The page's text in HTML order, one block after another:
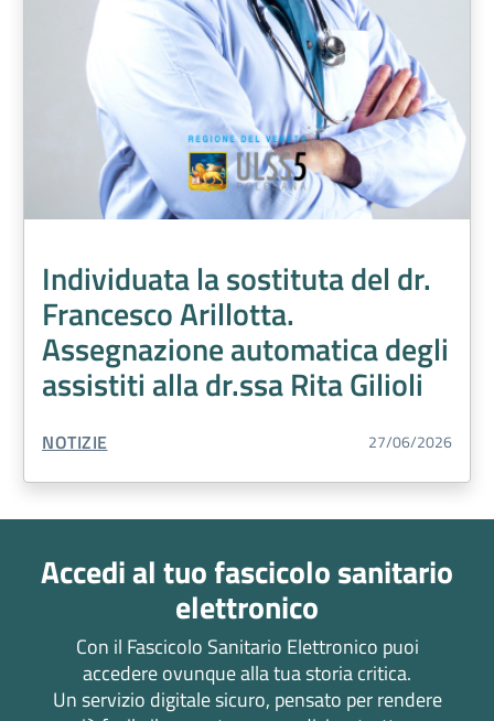
Individuata la sostituta del dr.
Francesco Arillotta.
Assegnazione automatica degli
assistiti alla dr.ssa Rita Gilioli
TIPO CONTENUTO:
NOTIZIE 27/06/2026
Accedi al tuo fascicolo sanitario
elettronico
Con il Fascicolo Sanitario Elettronico puoi
accedere ovunque alla tua storia critica.
Un servizio digitale sicuro, pensato per rendere